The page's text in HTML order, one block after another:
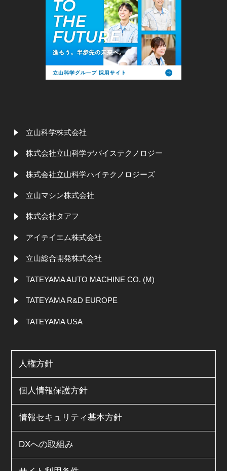
立山科学株式会社
株式会社立山科学デバイステクノロジー
株式会社立山科学ハイテクノロジーズ
立山マシン株式会社
株式会社タアフ
アイテイエム株式会社
立山総合開発株式会社
TATEYAMA AUTO MACHINE CO. (M)
TATEYAMA R&D EUROPE
TATEYAMA USA
人権方針
個人情報保護方針
情報セキュリティ基本方針
DXへの取組み